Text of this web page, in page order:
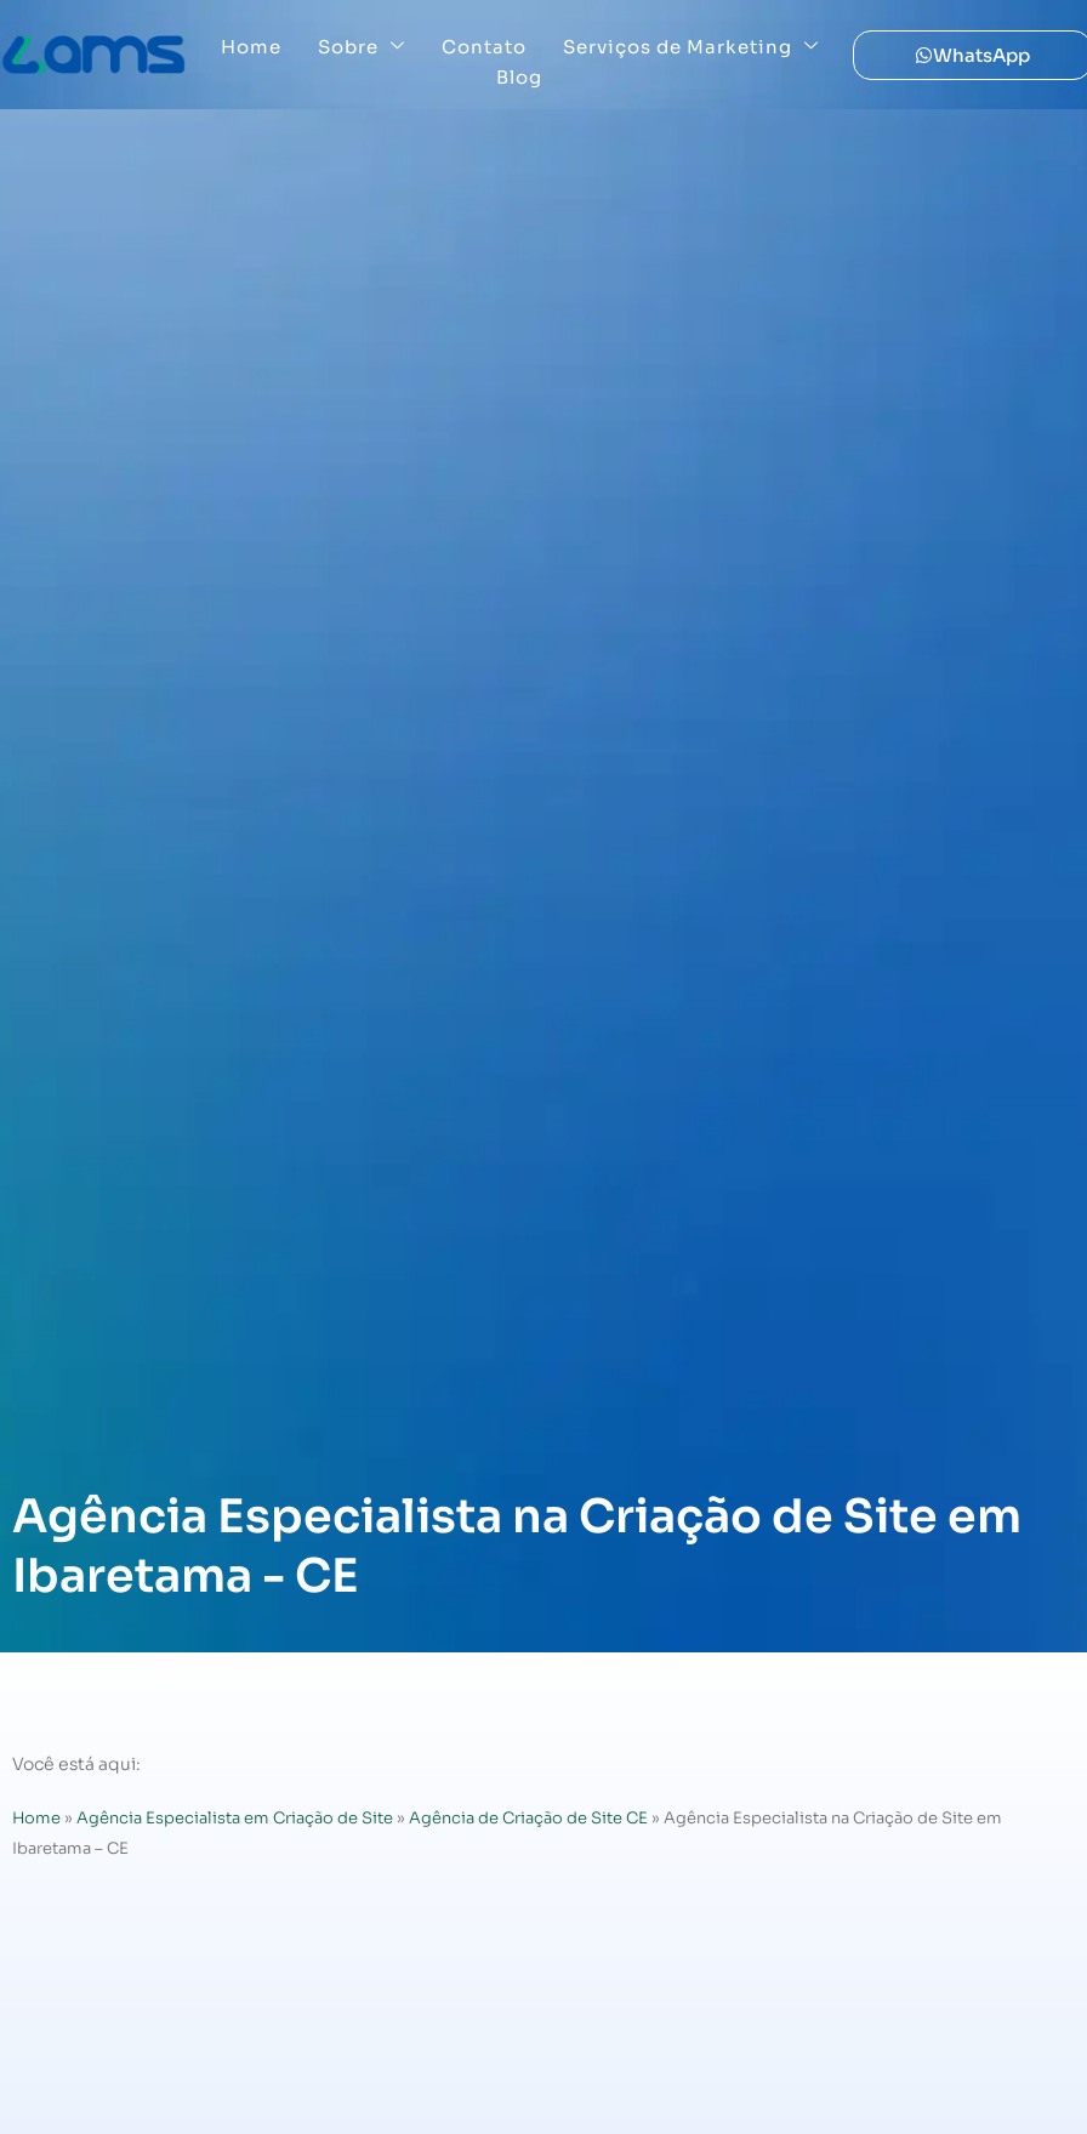
Home Sobre Contato
Serviços de Marketing
Blog
WhatsApp
Agência Especialista na Criação de Site em
Ibaretama - CE
Você está aqui:
Home » Agência Especialista em Criação de Site » Agência de Criação de Site CE » Agência Especialista na Criação de Site em
Ibaretama – CE